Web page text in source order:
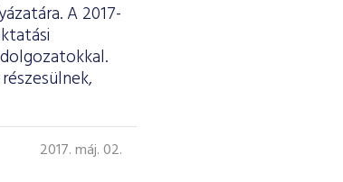
A 2017-
2017. máj. 02.